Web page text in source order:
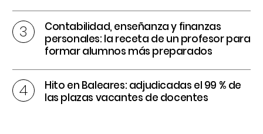
Contabilidad, enseñanza y finanzas
personales: la receta de un profesor para
formar alumnos más preparados
Hito en Baleares: adjudicadas el 99 % de
las plazas vacantes de docentes